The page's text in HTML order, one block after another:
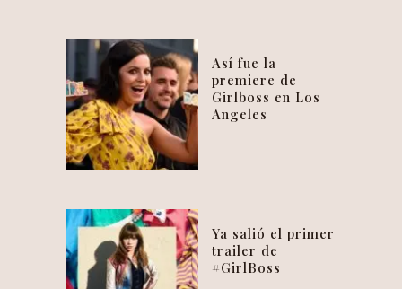
Así fue la
premiere de
Girlboss en Los
Angeles
Ya salió el primer
trailer de
#GirlBoss